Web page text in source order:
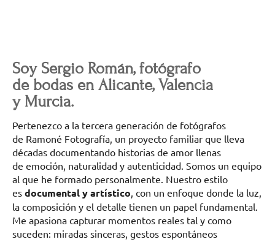
Soy Sergio Román, fotógrafo
de bodas en Alicante, Valencia
y Murcia.
Pertenezco a la tercera generación de fotógrafos
de Ramoné Fotografía, un proyecto familiar que lleva
décadas documentando historias de amor llenas
de emoción, naturalidad y autenticidad. Somos un equipo
al que he formado personalmente. Nuestro estilo
es documental y artístico , con un enfoque donde la luz,
la composición y el detalle tienen un papel fundamental.
Me apasiona capturar momentos reales tal y como
suceden: miradas sinceras, gestos espontáneos